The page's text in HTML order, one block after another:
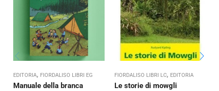
EDITORIA, FIORDALISO LIBRI EG
Manuale della branca
FIORDALISO LIBRI LC, EDITORIA
Le storie di mowgli